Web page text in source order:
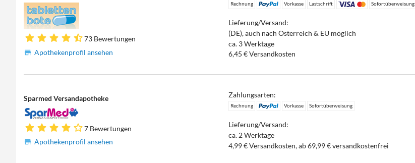
73 Bewertungen
Apothekenprofil ansehen
Rechnung Vorkasse Lastschrift Sofortüberweisung
Lieferung/Versand:
(DE), auch nach Österreich & EU möglich
ca. 3 Werktage
6,45 € Versandkosten
Sparmed Versandapotheke
7 Bewertungen
Apothekenprofil ansehen
Zahlungsarten:
Rechnung Vorkasse Sofortüberweisung
Lieferung/Versand:
ca. 2 Werktage
4,99 € Versandkosten, ab 69,99 € versandkostenfrei